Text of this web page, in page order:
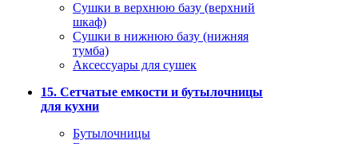
Сушки в верхнюю базу (верхний
шкаф)
Сушки в нижнюю базу (нижняя
тумба)
Аксессуары для сушек
15. Сетчатые емкости и бутылочницы
для кухни
Бутылочницы